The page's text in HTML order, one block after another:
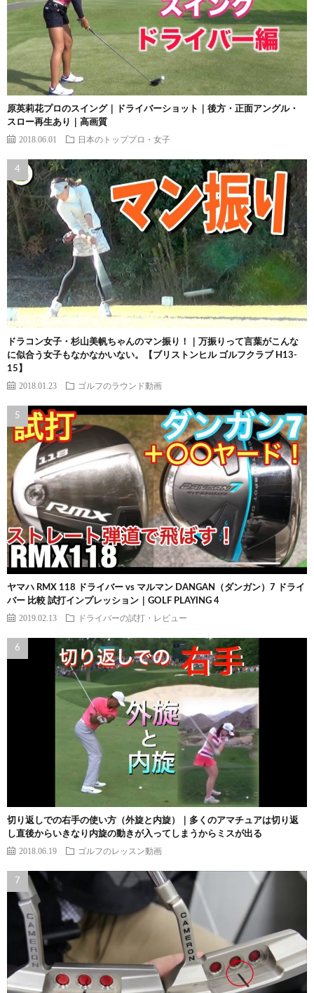
原英莉花プロのスイング｜ドライバーショット｜後方・正面アングル・
スロー再生あり｜高画質
2018.06.01 日本のトッププロ・女子
ドラコン女子・杉山美帆ちゃんのマン振り！｜万振りって言葉がこんな
に似合う女子もなかなかいない。【ブリストンヒル ゴルフクラブ H13-
15】
2018.01.23 ゴルフのラウンド動画
ヤマハ RMX 118 ドライバー vs マルマン DANGAN（ダンガン）7 ドライ
バー 比較 試打インプレッション｜GOLF PLAYING 4
2019.02.13 ドライバーの試打・レビュー
切り返しでの右手の使い方（外旋と内旋）｜多くのアマチュアは切り返
し直後からいきなり内旋の動きが入ってしまうからミスが出る
2018.06.19 ゴルフのレッスン動画